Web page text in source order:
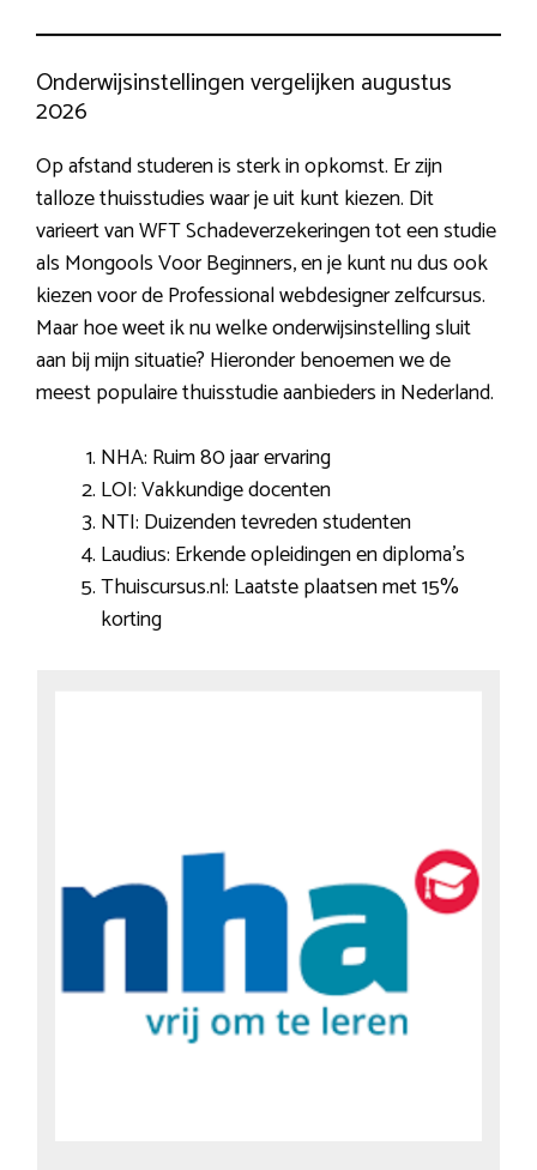
Onderwijsinstellingen vergelijken augustus
2026
Op afstand studeren is sterk in opkomst. Er zijn
talloze thuisstudies waar je uit kunt kiezen. Dit
varieert van WFT Schadeverzekeringen tot een studie
als Mongools Voor Beginners, en je kunt nu dus ook
kiezen voor de Professional webdesigner zelfcursus.
Maar hoe weet ik nu welke onderwijsinstelling sluit
aan bij mijn situatie? Hieronder benoemen we de
meest populaire thuisstudie aanbieders in Nederland.
NHA: Ruim 80 jaar ervaring
LOI: Vakkundige docenten
NTI: Duizenden tevreden studenten
Laudius: Erkende opleidingen en diploma’s
Thuiscursus.nl: Laatste plaatsen met 15%
korting